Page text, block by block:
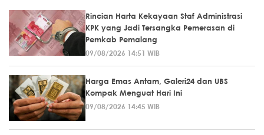
Rincian Harta Kekayaan Staf Administrasi
KPK yang Jadi Tersangka Pemerasan di
Pemkab Pemalang
09/08/2026 14:51 WIB
Harga Emas Antam, Galeri24 dan UBS
Kompak Menguat Hari Ini
09/08/2026 14:45 WIB